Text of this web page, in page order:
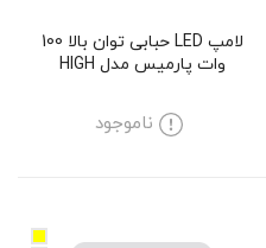
لامپ LED حبابی توان بالا 100
وات پارمیس مدل HIGH
ناموجود